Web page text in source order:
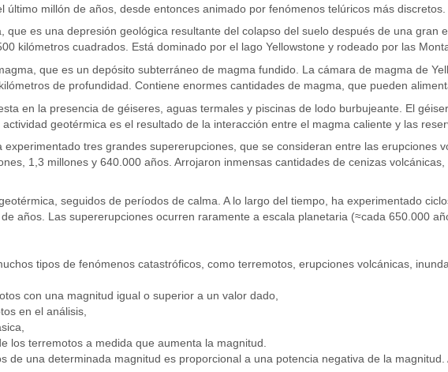
millón de años, desde entonces animado por fenómenos telúricos más discretos.
es una depresión geológica resultante del colapso del suelo después de una gran
kilómetros cuadrados. Está dominado por el lago Yellowstone y rodeado por las
que es un depósito subterráneo de magma fundido. La cámara de magma de
de profundidad. Contiene enormes cantidades de magma, que pueden
en la presencia de géiseres, aguas termales y piscinas de lodo burbujeante. El
geotérmica es el resultado de la interacción entre el magma caliente y las
tres grandes supererupciones, que se consideran entre las erupciones
1,3 millones y 640.000 años. Arrojaron inmensas cantidades de cenizas
seguidos de períodos de calma. A lo largo del tiempo, ha experimentado
años. Las supererupciones ocurren raramente a escala planetaria (≈cada 650.000
tipos de fenómenos catastróficos, como terremotos, erupciones volcánicas,
con una magnitud igual o superior a un valor dado,
en el análisis,
los terremotos a medida que aumenta la magnitud.
de una determinada magnitud es proporcional a una potencia negativa de la